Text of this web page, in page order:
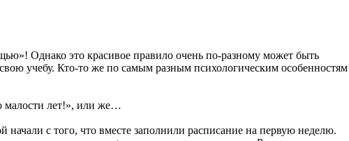
Однако это красивое правило очень по-разному может быть
учебу. Кто-то же по самым разным психологическим особенностям
малости лет!», или же…
с того, что вместе заполнили расписание на первую неделю.